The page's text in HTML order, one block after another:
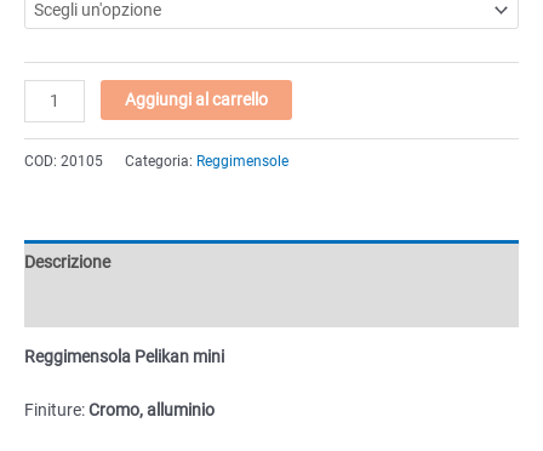
Reggimensola
Pelikan
mini
quantità
Aggiungi al carrello
COD: 20105 Categoria: Reggimensole
Descrizione
Reggimensola Pelikan mini
Finiture:Cromo, alluminio